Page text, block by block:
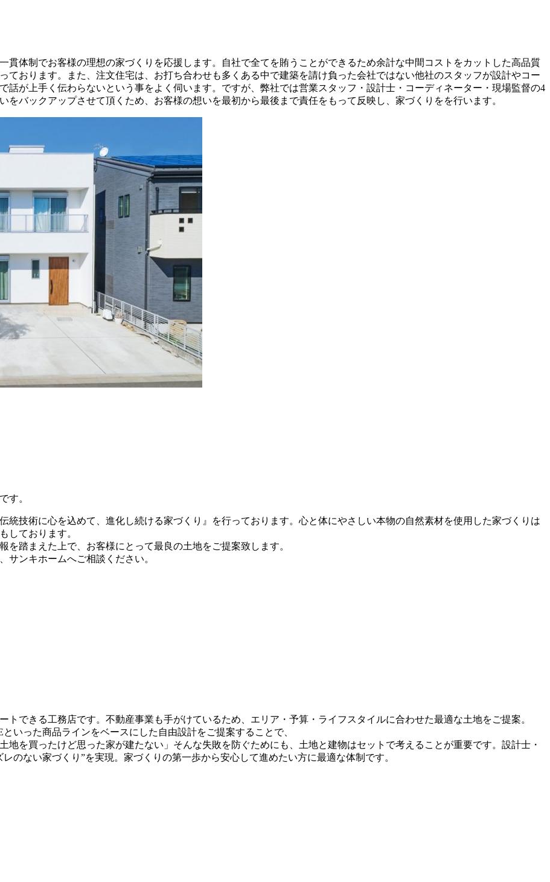
貫体制でお客様の理想の家づくりを応援します。自社で全てを賄うことができるため余計な中間コストをカットした高品質
ております。また、注文住宅は、お打ち合わせも多くある中で建築を請け負った会社ではない他社のスタッフが設計やコー
話が上手く伝わらないという事をよく伺います。ですが、弊社では営業スタッフ・設計士・コーディネーター・現場監督の4
バックアップさせて頂くため、お客様の想いを最初から最後まで責任をもって反映し、家づくりをを行います。
す。
統技術に心を込めて、進化し続ける家づくり』を行っております。心と体にやさしい本物の自然素材を使用した家づくりは
しております。
踏まえた上で、お客様にとって最良の土地をご提案致します。
サンキホームへご相談ください。
できる工務店です。不動産事業も手がけているため、エリア・予算・ライフスタイルに合わせた最適な土地をご提案。
いった商品ラインをベースにした自由設計をご提案することで、
地を買ったけど思った家が建たない」そんな失敗を防ぐためにも、土地と建物はセットで考えることが重要です。設計士・
のない家づくり”を実現。家づくりの第一歩から安心して進めたい方に最適な体制です。